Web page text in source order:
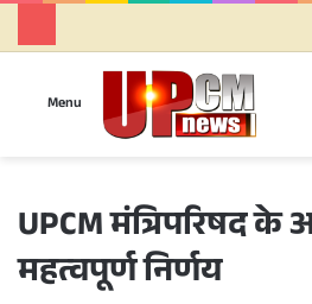
Menu
UPCM मंत्रिपरिषद
महत्वपूर्ण निर्णय